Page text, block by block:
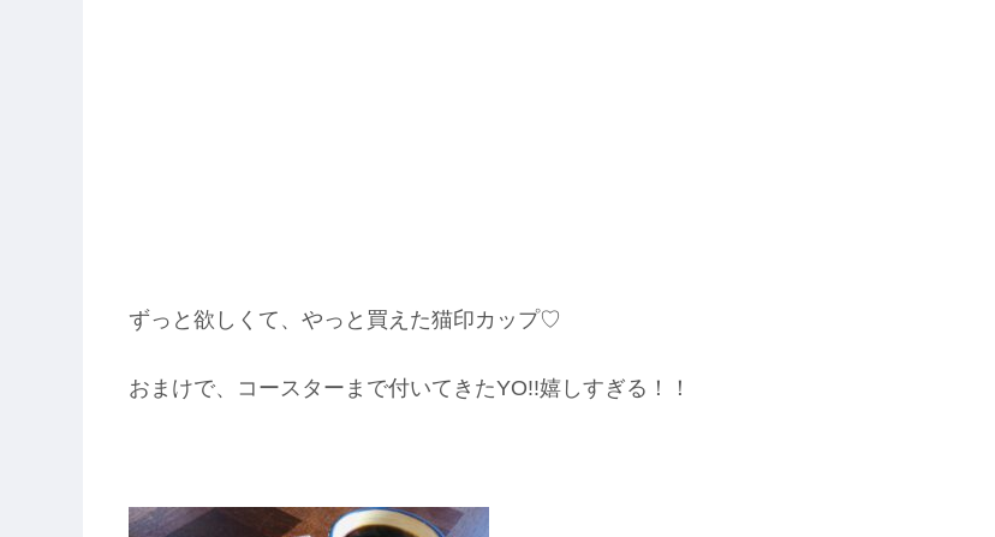
ずっと欲しくて、やっと買えた猫印カップ♡
おまけで、コースターまで付いてきたYO!!嬉しすぎる！！